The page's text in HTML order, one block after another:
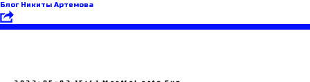
Блог Никиты Артемова